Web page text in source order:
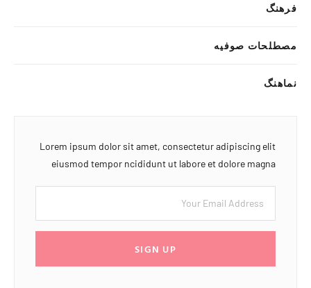
فرهنگ
مصطلحات صوفیه
نماهنگ
Lorem ipsum dolor sit amet, consectetur adipiscing elit
eiusmod tempor ncididunt ut labore et dolore magna
SIGN UP